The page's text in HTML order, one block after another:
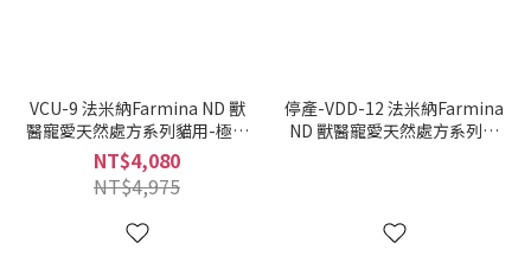
VCU-9 法米納Farmina ND 獸
醫寵愛天然處方系列貓用-極低
敏配方 5KG (8010276031914 )
NT$4,080
NT$4,975
停產-VDD-12 法米納Farmina
ND 獸醫寵愛天然處方系列犬